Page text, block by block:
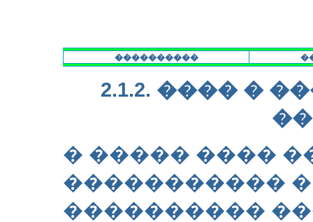
����������
2.1.2. ���� �
� ����� ����
�����������
����������